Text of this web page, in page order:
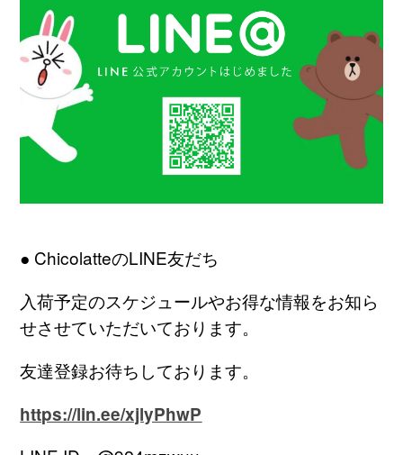
● ChicolatteのLINE友だち
入荷予定のスケジュールやお得な情報をお知ら
せさせていただいております。
友達登録お待ちしております。
https://lin.ee/xjlyPhwP